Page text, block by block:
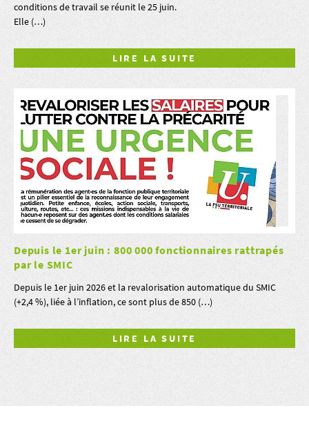
conditions de travail se réunit le 25 juin.
Elle (…)
LIRE LA SUITE
Depuis le 1er juin : 800 000 fonctionnaires rattrapés
par le SMIC
Depuis le 1er juin 2026 et la revalorisation automatique du SMIC
(+2,4 %), liée à l’inflation, ce sont plus de 850 (…)
LIRE LA SUITE